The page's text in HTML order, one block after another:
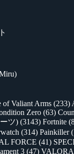
of Valiant Arms (233)
Zero (63)
ツ) (3143) Fortnite
(314) Painkiller
FORCE (41)
3 (47)